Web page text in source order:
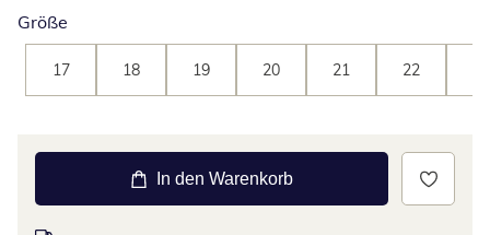
Größe
17 18 19 20 21 22
In den Warenkorb